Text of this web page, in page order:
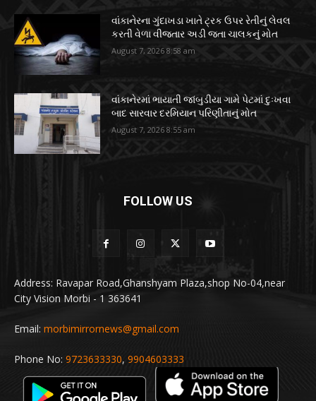
વાંકાનેરના ગુંદાખડા ખાતે ટ્રક ઉપર રેતીનું લેવલ
કરતી વેળા વીજતાર અડી જતા ચાલકનું મોત
August 7, 2026 8:58 am
વાંકાનેરમાં ભાયાતી જાંબુડીયા ગામે પેટમાં દુઃખવા
બાદ સારવાર દરમિયાન પરિણીતાનું મોત
August 7, 2026 8:55 am
FOLLOW US
Address: Ravapar Road,Ghanshyam Plaza,shop No-04,near
City Vision Morbi - 1 363641
Email: morbimirrornews@gmail.com
Phone No: 9723633330, 9904603333